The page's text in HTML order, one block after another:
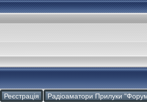
Реєстрація Радіоаматори Прилуки